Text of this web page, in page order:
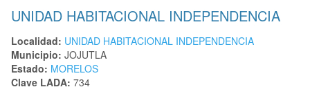
UNIDAD HABITACIONAL INDEPENDENCIA
Localidad: UNIDAD HABITACIONAL INDEPENDENCIA
Municipio: JOJUTLA
Estado: MORELOS
Clave LADA: 734